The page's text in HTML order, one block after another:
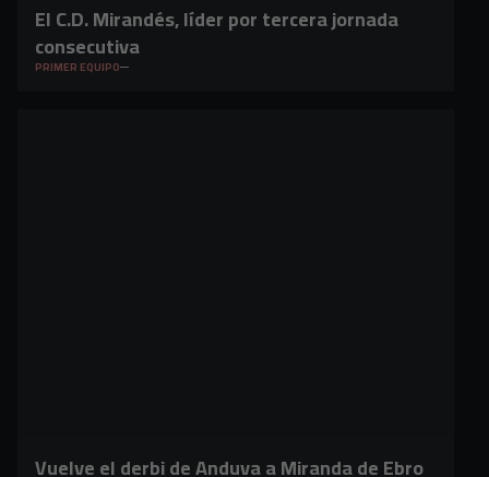
El C.D. Mirandés, líder por tercera jornada
consecutiva
PRIMER EQUIPO
Vuelve el derbi de Anduva a Miranda de Ebro